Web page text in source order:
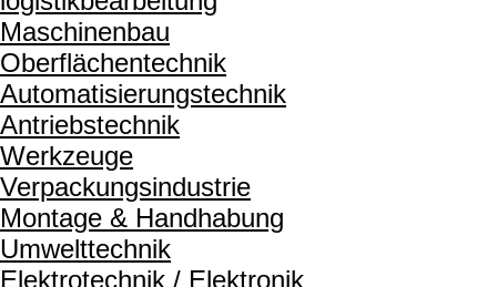
Maschinenbau
Oberflächentechnik
Automatisierungstechnik
Antriebstechnik
Werkzeuge
Verpackungsindustrie
Montage & Handhabung
Umwelttechnik
Elektrotechnik / Elektronik